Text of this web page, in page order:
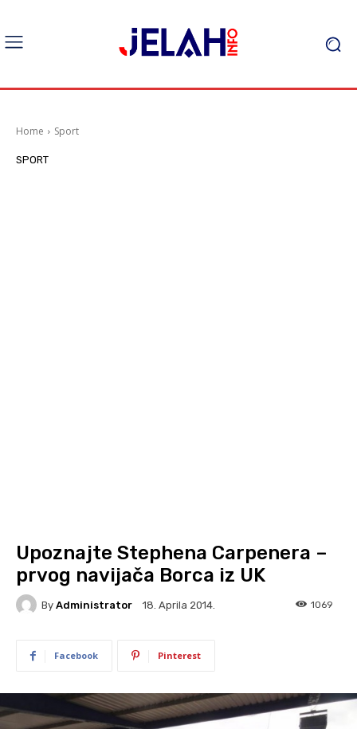
Home Sport
SPORT
Upoznajte Stephena Carpenera –
prvog navijača Borca iz UK
By Administrator 18. Aprila 2014. 1069
Facebook Pinterest